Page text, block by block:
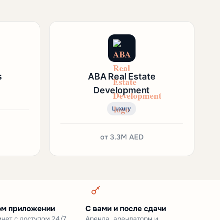
ABA Real Estate
Development
Luxury
от 3.3M AED
приложении С вами и после сдачи